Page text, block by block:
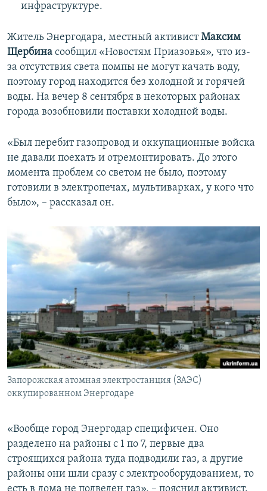
инфраструктуре.
Житель Энергодара, местный активистМаксим
Щербина сообщил «Новостям Приазовья», что из-
за отсутствия света помпы не могут качать воду,
поэтому город находится без холодной и горячей
воды. На вечер 8 сентября в некоторых районах
города возобновили поставки холодной воды.
«Был перебит газопровод и оккупационные войска
не давали поехать и отремонтировать. До этого
момента проблем со светом не было, поэтому
готовили в электропечах, мультиварках, у кого что
было», – рассказал он.
Запорожская атомная электростанция (ЗАЭС)
оккупированном Энергодаре
«Вообще город Энергодар специфичен. Оно
разделено на районы с 1 по 7, первые два
строящихся района туда подводили газ, а другие
районы они шли сразу с электрооборудованием, то